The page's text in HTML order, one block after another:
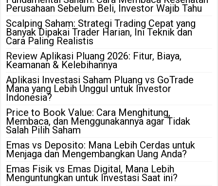
Perusahaan Sebelum Beli, Investor Wajib Tahu
Scalping Saham: Strategi Trading Cepat yang
Banyak Dipakai Trader Harian, Ini Teknik dan
Cara Paling Realistis
Review Aplikasi Pluang 2026: Fitur, Biaya,
Keamanan & Kelebihannya
Aplikasi Investasi Saham Pluang vs GoTrade
Mana yang Lebih Unggul untuk Investor
Indonesia?
Price to Book Value: Cara Menghitung,
Membaca, dan Menggunakannya agar Tidak
Salah Pilih Saham
Emas vs Deposito: Mana Lebih Cerdas untuk
Menjaga dan Mengembangkan Uang Anda?
Emas Fisik vs Emas Digital, Mana Lebih
Menguntungkan untuk Investasi Saat ini?